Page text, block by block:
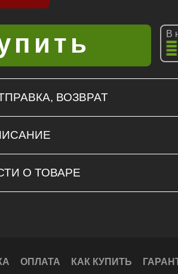
В
ВОЗВРАТ
О ТОВАРЕ
ОПЛАТА КАК КУПИТЬ